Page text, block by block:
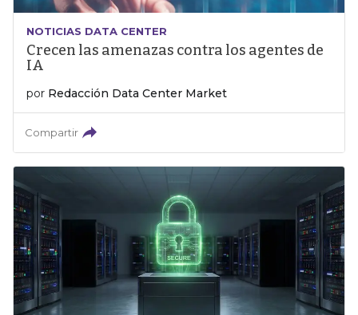
NOTICIAS DATA CENTER
Crecen las amenazas contra los agentes de
IA
por Redacción Data Center Market
Compartir